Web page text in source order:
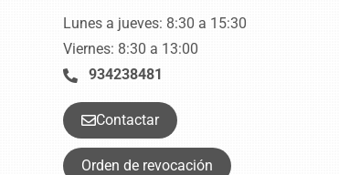
Lunes a jueves: 8:30 a 15:30
Viernes: 8:30 a 13:00
934238481
Contactar
Orden de revocación